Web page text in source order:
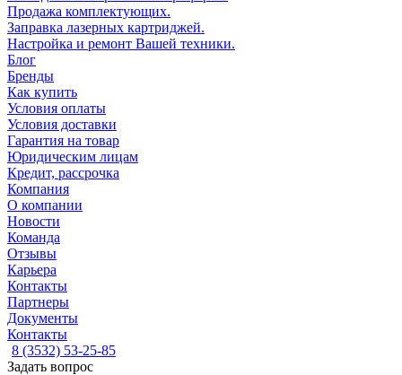
Продажа комплектующих.
Заправка лазерных картриджей.
Настройка и ремонт Вашей техники.
Блог
Бренды
Как купить
Условия оплаты
Условия доставки
Гарантия на товар
Юридическим лицам
Кредит, рассрочка
Компания
О компании
Новости
Команда
Отзывы
Карьера
Контакты
Партнеры
Документы
Контакты
8 (3532) 53-25-85
Задать вопрос